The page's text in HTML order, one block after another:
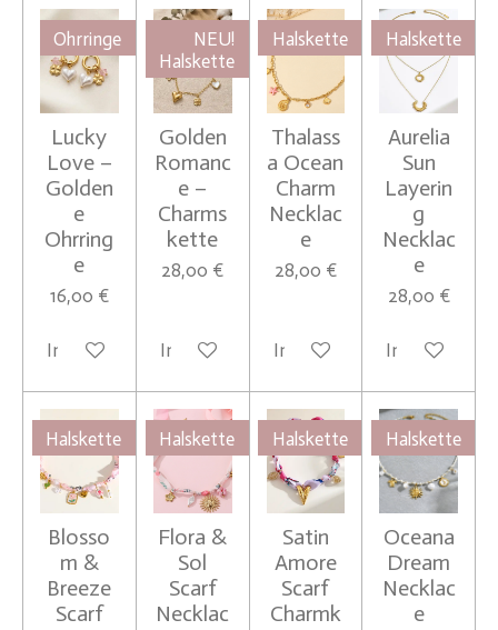
Ohrringe
Lucky
Love –
Golden
e
Ohrring
e
16,00 €
In den Warenkorb
NEU!
Halskette
Golden
Romanc
e –
Charms
kette
28,00 €
In den Warenkorb
Halskette
Thalass
a Ocean
Charm
Necklac
e
28,00 €
In den Warenkorb
Halskette
Aurelia
Sun
Layerin
g
Necklac
e
28,00 €
In den
Halskette
Blosso
m &
Breeze
Scarf
Halskette
Flora &
Sol
Scarf
Necklac
Halskette
Satin
Amore
Scarf
Charmk
Halskette
Oceana
Dream
Necklac
e